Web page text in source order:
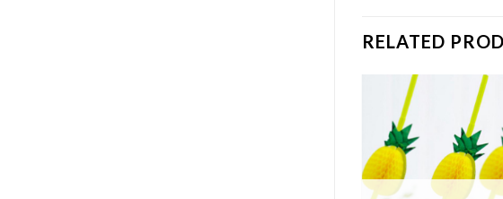
RELATED